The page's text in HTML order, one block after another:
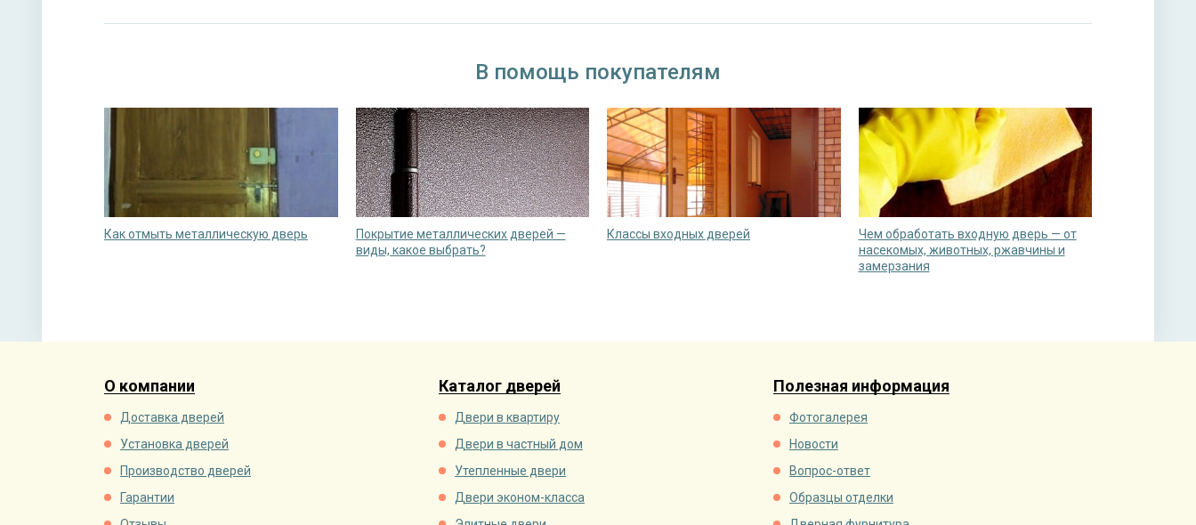
В помощь покупателям
Как отмыть металлическую дверь
Покрытие металлических дверей —
виды, какое выбрать?
Классы входных дверей
Чем обработать входную дверь — от
насекомых, животных, ржавчины и
замерзания
О компании
Доставка дверей
Установка дверей
Производство дверей
Гарантии
Каталог дверей
Двери в квартиру
Двери в частный дом
Утепленные двери
Двери эконом-класса
Полезная информация
Фотогалерея
Новости
Вопрос-ответ
Образцы отделки